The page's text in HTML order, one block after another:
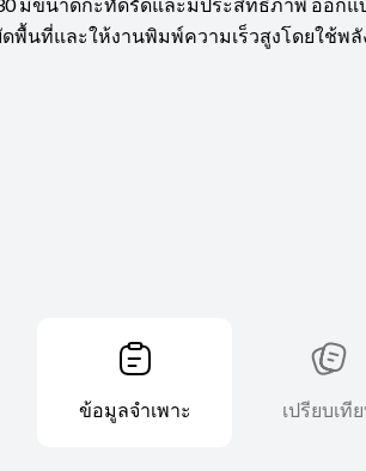
พื้นที่และให้งานพิมพ์ความเร็วสูงโดยใช้พลั
ข้อมูลจำเพาะ เปรียบเที